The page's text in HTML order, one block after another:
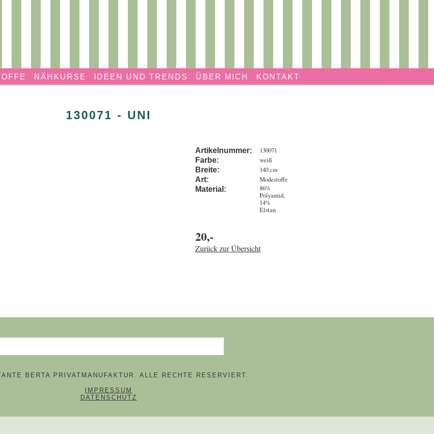
NÄHKURSE IDEEN UND TRENDS ÜBER MICH KONTAKT
130071 - UNI
Artikelnummer: 130071
Farbe: weiß
Breite: 140 cm
Art: Modestoffe
Material:
86%
Polyamid,
14%
Elstan
20,-
Zurück zur Übersicht
BERTA PRIVATMANUFAKTUR. ALLE RECHTE RESERVIERT.
NAVIGATION ÜBERSPRINGEN
IMPRESSUM
DATENSCHUTZ